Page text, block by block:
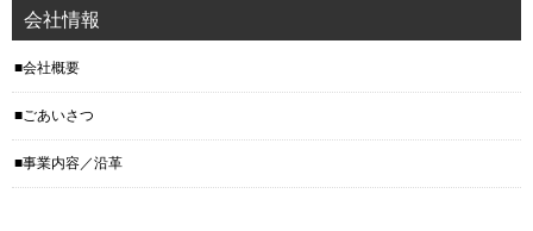
会社情報
会社概要
ごあいさつ
事業内容／沿革